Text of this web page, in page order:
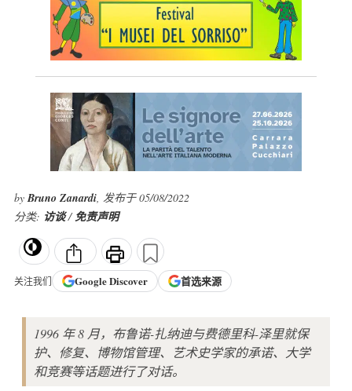
byBruno Zanardi, 发布于 05/08/2022
分类: 访谈/免责声明
关注我们 GoogleDiscover 首选来源
1996 年 8 月，布鲁诺-扎纳迪与费德里科-泽里就保
护、修复、博物馆管理、艺术史学家的承诺、大学
和竞赛等话题进行了对话。